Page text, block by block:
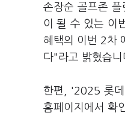
손장순 골프존
이 될 수 있는 이
혜택의 이번 2차
다"라고 밝혔습니
한편, '2025 롯데
홈페이지에서 확